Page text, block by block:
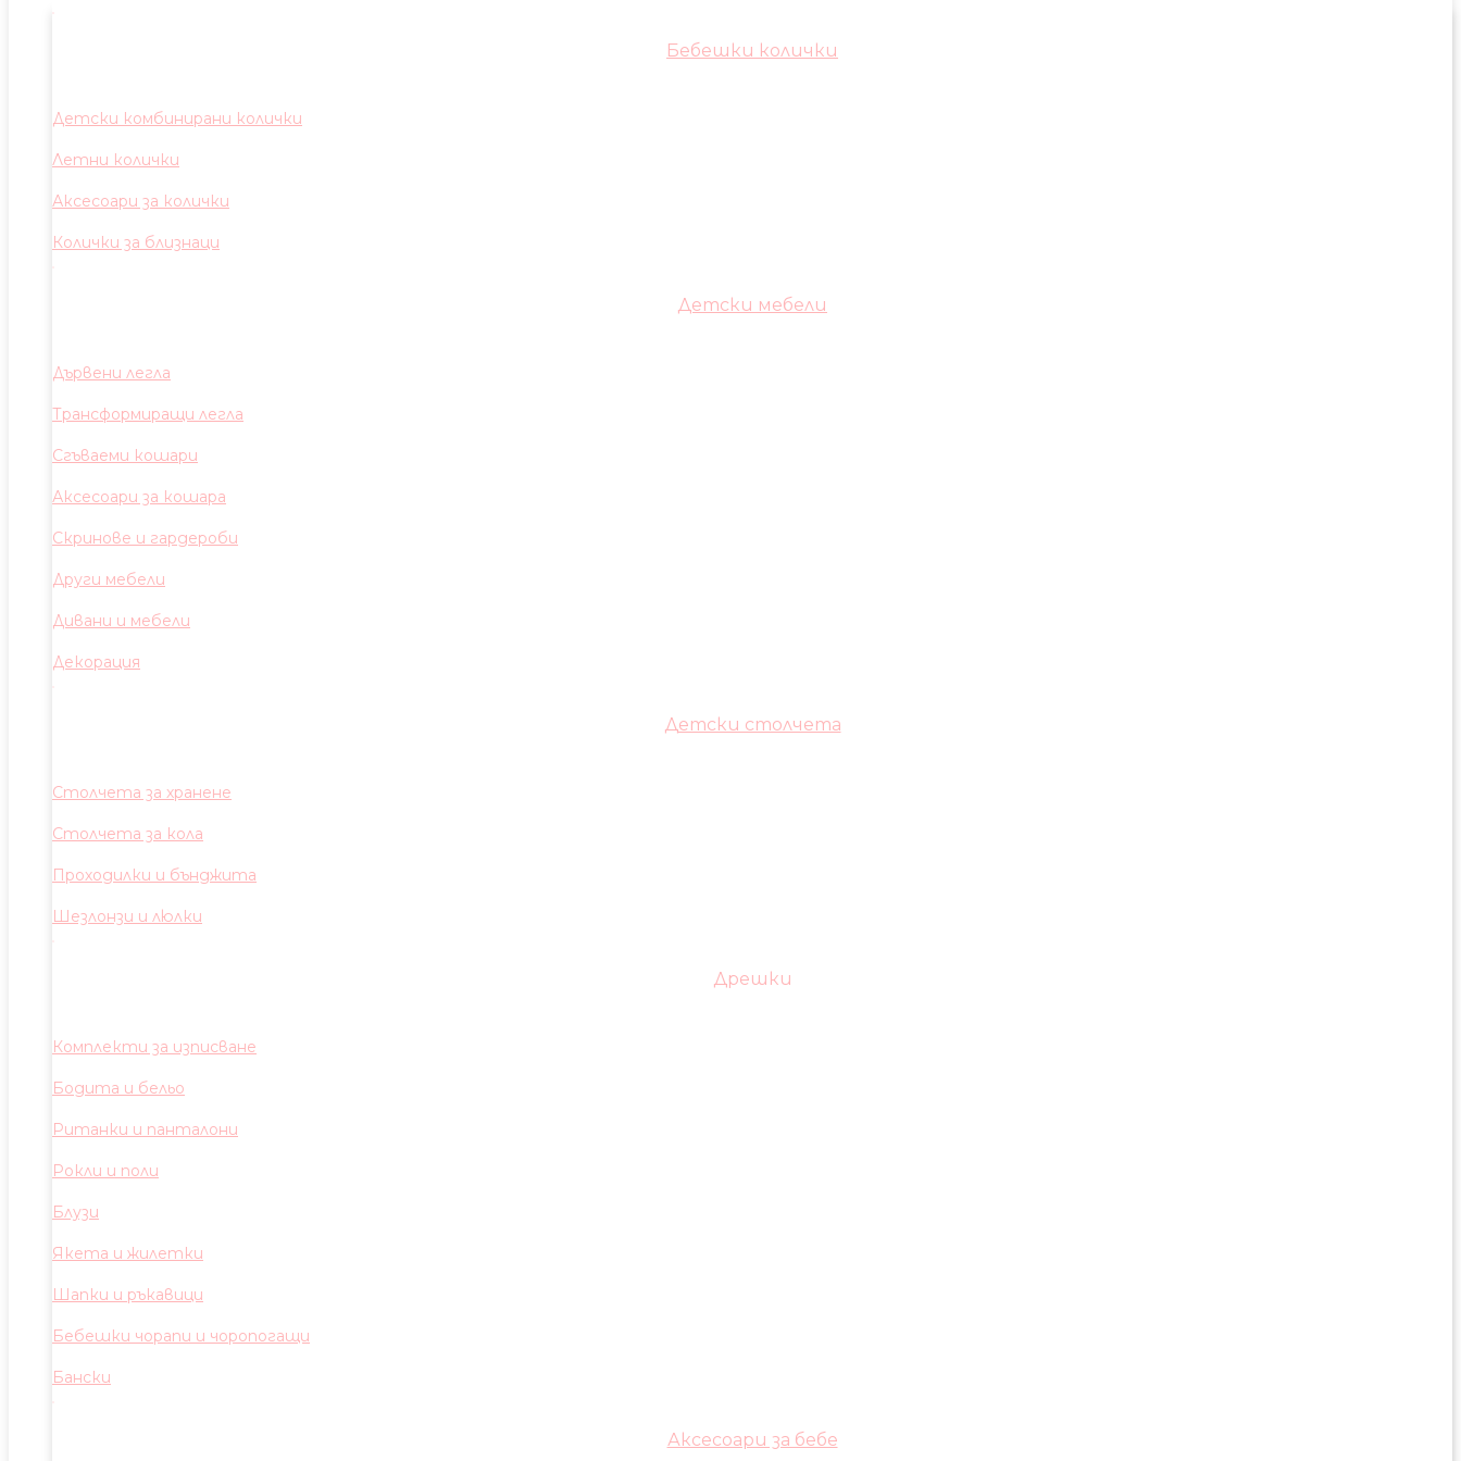
Бебешки колички
Детски комбинирани колички
Летни колички
Аксесоари за колички
Колички за близнаци
Детски мебели
Дървени легла
Трансформиращи легла
Сгъваеми кошари
Аксесоари за кошара
Скринове и гардероби
Други мебели
Дивани и мебели
Декорация
Детски столчета
Столчета за хранене
Столчета за кола
Проходилки и бънджита
Шезлонзи и люлки
Дрешки
Комплекти за изписване
Бодита и бельо
Ританки и панталони
Рокли и поли
Блузи
Якета и жилетки
Шапки и ръкавици
Бебешки чорапи и чоропогащи
Бански
Аксесоари за бебе